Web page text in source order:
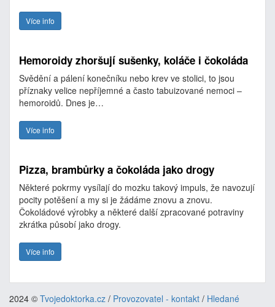
Více info
Hemoroidy zhoršují sušenky, koláče i čokoláda
Svědění a pálení konečníku nebo krev ve stolici, to jsou
příznaky velice nepříjemné a často tabuizované nemoci –
hemoroidů. Dnes je…
Více info
Pizza, brambůrky a čokoláda jako drogy
Některé pokrmy vysílají do mozku takový impuls, že navozují
pocity potěšení a my si je žádáme znovu a znovu.
Čokoládové výrobky a některé další zpracované potraviny
zkrátka působí jako drogy.
Více info
2024 © Tvojedoktorka.cz / Provozovatel - kontakt / Hledané